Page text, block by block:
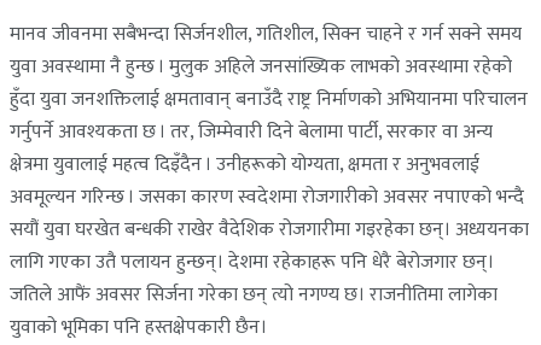
मानव जीवनमा सबैभन्दा सिर्जनशील, गतिशील, सिक्न चाहने र गर्न सक्ने समय
युवा अवस्थामा नै हुन्छ । मुलुक अहिले जनसांख्यिक लाभको अवस्थामा रहेको
हुँदा युवा जनशक्तिलाई क्षमतावान् बनाउँदै राष्ट्र निर्माणको अभियानमा परिचालन
गर्नुपर्ने आवश्यकता छ । तर, जिम्मेवारी दिने बेलामा पार्टी, सरकार वा अन्य
क्षेत्रमा युवालाई महत्व दिइँदैन । उनीहरूको योग्यता, क्षमता र अनुभवलाई
अवमूल्यन गरिन्छ । जसका कारण स्वदेशमा रोजगारीको अवसर नपाएको भन्दै
सयौं युवा घरखेत बन्धकी राखेर वैदेशिक रोजगारीमा गइरहेका छन्। अध्ययनका
लागि गएका उतै पलायन हुन्छन्। देशमा रहेकाहरू पनि धेरै बेरोजगार छन्।
जतिले आफैं अवसर सिर्जना गरेका छन् त्यो नगण्य छ। राजनीतिमा लागेका
युवाको भूमिका पनि हस्तक्षेपकारी छैन।